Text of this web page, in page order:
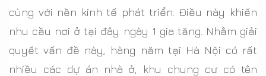
cùng với nền kinh tế phát triển. Điều này khiến
nhu cầu nơi ở tại đây ngày 1 gia tăng. Nhằm giải
quyết vấn đề này, hàng năm tại Hà Nội có rất
nhiều các dự án nhà ở, khu chung cư có tên